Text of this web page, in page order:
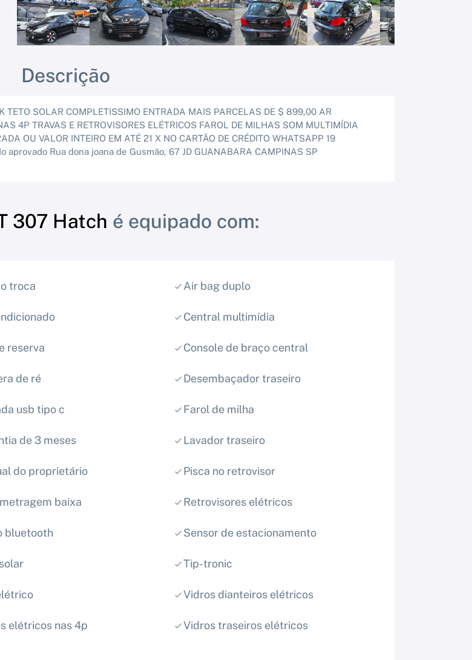
Descrição
TETO SOLAR COMPLETISSIMO ENTRADA MAIS PARCELAS DE $ 899,00 AR
4P TRAVAS E RETROVISORES ELÉTRICOS FAROL DE MILHAS SOM MULTIMÍDIA
OU VALOR INTEIRO EM ATÉ 21 X NO CARTÃO DE CRÉDITO WHATSAPP 19
Rua dona joana de Gusmão, 67 JD GUANABARA CAMPINAS SP
307 Hatch é equipado com:
troca Air bag duplo
Central multimídia
reserva Console de braço central
de ré Desembaçador traseiro
usb tipo c Farol de milha
de 3 meses Lavador traseiro
do proprietário Pisca no retrovisor
baixa Retrovisores elétricos
bluetooth Sensor de estacionamento
Tip-tronic
Vidros dianteiros elétricos
elétricos nas 4p Vidros traseiros elétricos